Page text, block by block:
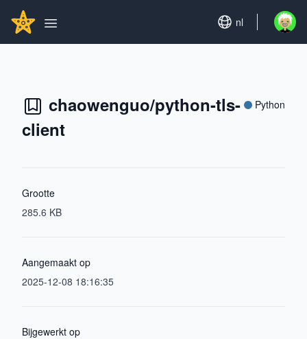
GITHUBSTAR
Open main menu
Set language
nl Open
chaowenguo/python-tls-
client
Python
Grootte
285.6 KB
Aangemaakt op
2025-12-08 18:16:35
Bijgewerkt op